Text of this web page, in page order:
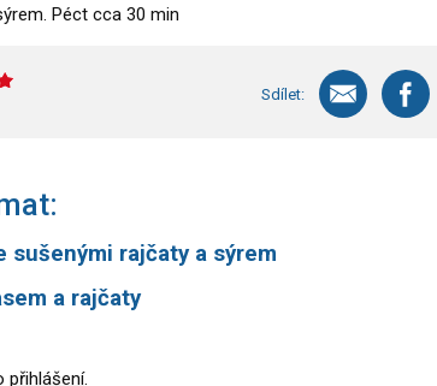
Péct cca 30 min
Sdílet:
sušenými rajčaty a sýrem
a rajčaty
přihlášení.